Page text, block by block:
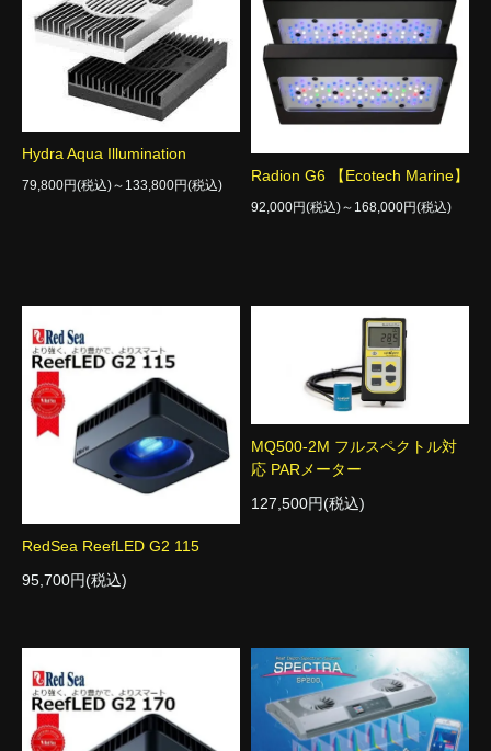
Hydra Aqua Illumination
79,800円(税込)～133,800円(税込)
Radion G6 【Ecotech Marine】
92,000円(税込)～168,000円(税込)
RedSea ReefLED G2 115
95,700円(税込)
MQ500-2M フルスペクトル対
応 PARメーター
127,500円(税込)